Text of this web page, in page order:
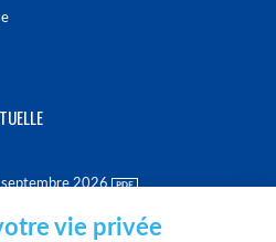
septembre 2026
vie privée